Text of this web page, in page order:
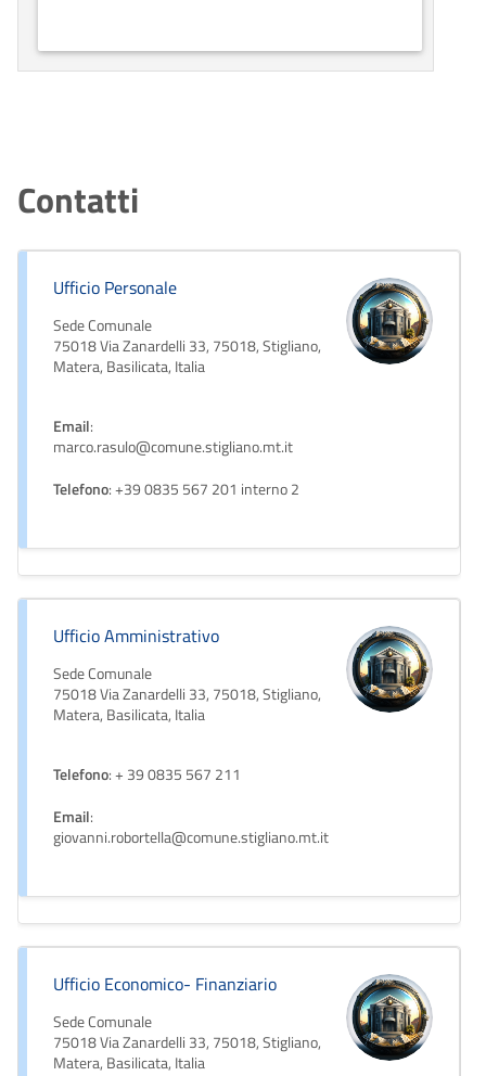
Contatti
Ufficio Personale
Sede Comunale
75018 Via Zanardelli 33, 75018, Stigliano,
Matera, Basilicata, Italia
Email:
marco.rasulo@comune.stigliano.mt.it
Telefono: +39 0835 567 201 interno 2
Ufficio Amministrativo
Sede Comunale
75018 Via Zanardelli 33, 75018, Stigliano,
Matera, Basilicata, Italia
Telefono: + 39 0835 567 211
Email:
giovanni.robortella@comune.stigliano.mt.it
Ufficio Economico- Finanziario
Sede Comunale
75018 Via Zanardelli 33, 75018, Stigliano,
Matera, Basilicata, Italia